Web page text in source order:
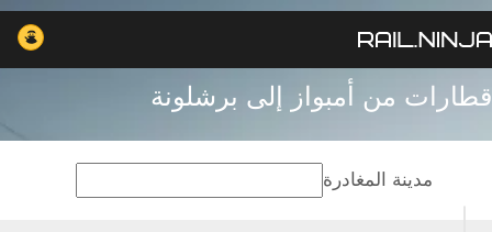
قطارات من أمبواز إلى برشلونة
مدينة المغادرة